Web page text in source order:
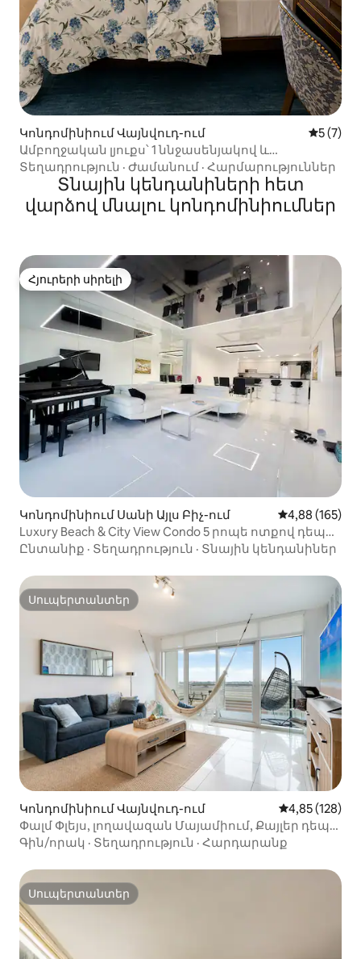
Կոնդոմինիում Վայնվուդ-ում Միջին
5 (7)
Ամբողջական լյուքս՝ 1 ննջասենյակով և
երկտեղանի մահճակալով (180–220 սմ) | 4 հոգու
համար | Խոհանոց
Տեղադրություն · Ժամանում · Հարմարություններ
Տնային կենդանիների հետ
վարձով մնալու կոնդոմինիումներ
Հյուրերի սիրելի
Հյուրերի սիրելի
Կոնդոմինիում Սանի Այլս Բիչ-ում Միջին
4,88 (165)
Luxury Beach & City View Condo 5 րոպե ոտքով դեպի
լողափ
Ընտանիք · Տեղադրություն · Տնային կենդանիներ
Սուպերտանտեր
Սուպերտանտեր
Կոնդոմինիում Վայնվուդ-ում Միջին
4,85 (128)
Փալմ Փլեյս, լողավազան Մայամիում, Քայլեր դեպի
քաղաքի խանութներ
Գին/որակ · Տեղադրություն · Հարդարանք
Սուպերտանտեր
Սուպերտանտեր